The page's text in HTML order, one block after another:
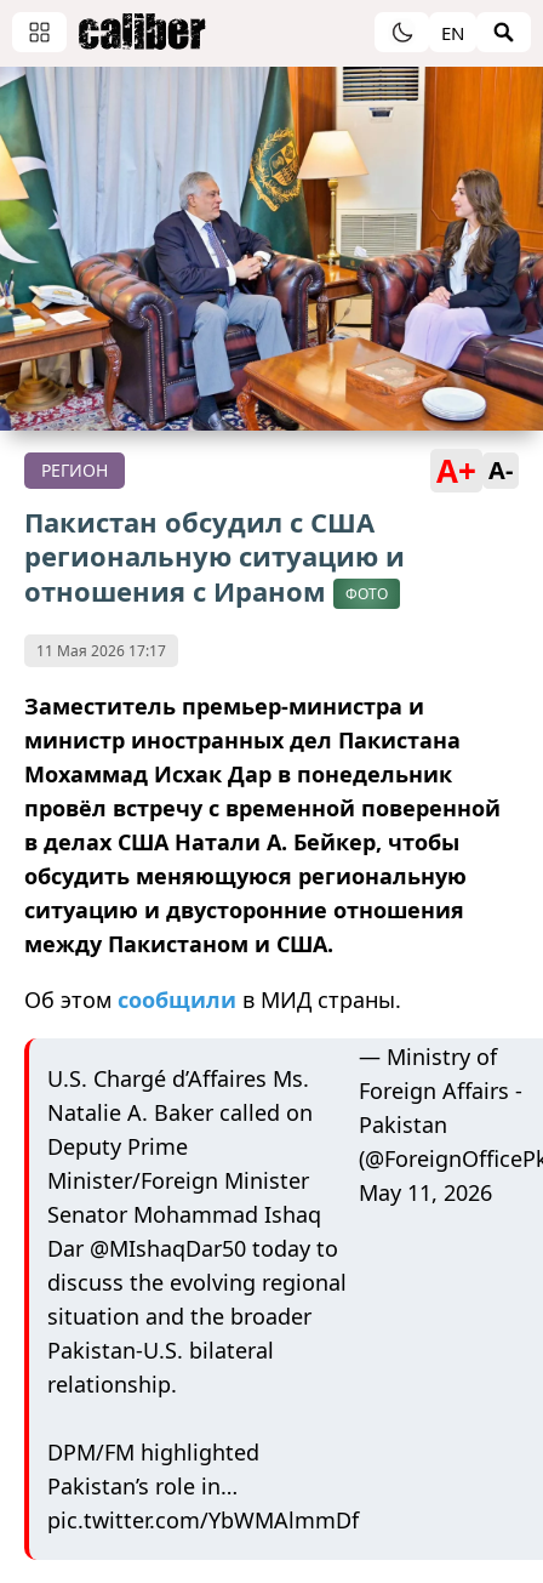
EN
РЕГИОН A+ A-
Пакистан обсудил с США
региональную ситуацию и
отношения с Ираном
ФОТО
11 Мая 2026 17:17
Заместитель премьер-министра и
министр иностранных дел Пакистана
Мохаммад Исхак Дар в понедельник
провёл встречу с временной поверенной
в делах США Натали А. Бейкер, чтобы
обсудить меняющуюся региональную
ситуацию и двусторонние отношения
между Пакистаном и США.
Об этом сообщили в МИД страны.
U.S. Chargé d’Affaires Ms.
Natalie A. Baker called on
Deputy Prime
Minister/Foreign Minister
Senator Mohammad Ishaq
Dar @MIshaqDar50 today to
discuss the evolving regional
situation and the broader
Pakistan-U.S. bilateral
relationship.
DPM/FM highlighted
Pakistan’s role in…
pic.twitter.com/YbWMAlmmDf
— Ministry of
Foreign Affairs -
Pakistan
May 11, 2026